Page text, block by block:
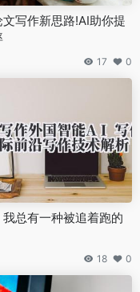
文写作新思路!AI助你提
17 0
总有一种被追着跑的
18 0